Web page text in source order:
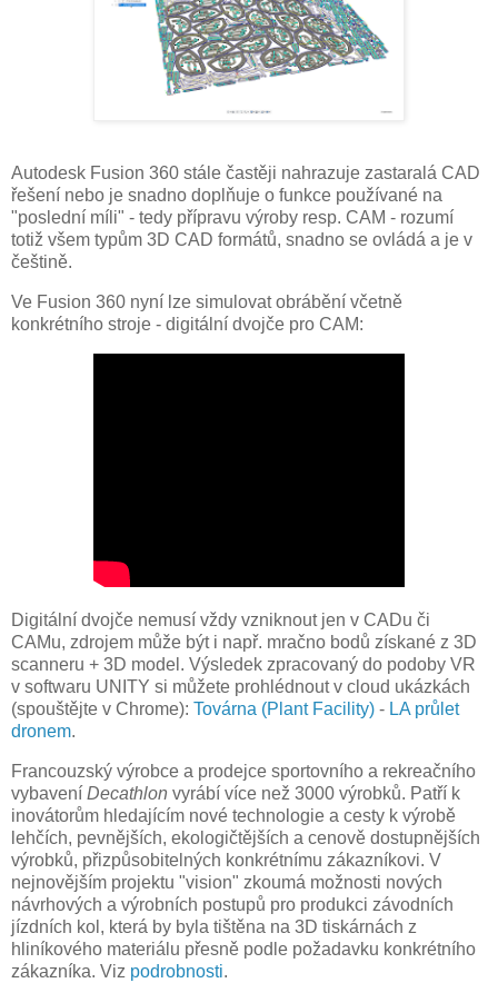
Autodesk Fusion 360 stále častěji nahrazuje zastaralá CAD
řešení nebo je snadno doplňuje o funkce používané na
"poslední míli" - tedy přípravu výroby resp. CAM - rozumí
totiž všem typům 3D CAD formátů, snadno se ovládá a je v
češtině.
Ve Fusion 360 nyní lze simulovat obrábění včetně
konkrétního stroje - digitální dvojče pro CAM:
Digitální dvojče nemusí vždy vzniknout jen v CADu či
CAMu, zdrojem může být i např. mračno bodů získané z 3D
scanneru + 3D model. Výsledek zpracovaný do podoby VR
v softwaru UNITY si můžete prohlédnout v cloud ukázkách
(spouštějte v Chrome): Továrna (Plant Facility) - LA průlet
dronem.
Francouzský výrobce a prodejce sportovního a rekreačního
vybavení Decathlon vyrábí více než 3000 výrobků. Patří k
inovátorům hledajícím nové technologie a cesty k výrobě
lehčích, pevnějších, ekologičtějších a cenově dostupnějších
výrobků, přizpůsobitelných konkrétnímu zákazníkovi. V
nejnovějším projektu "vision" zkoumá možnosti nových
návrhových a výrobních postupů pro produkci závodních
jízdních kol, která by byla tištěna na 3D tiskárnách z
hliníkového materiálu přesně podle požadavku konkrétního
zákazníka. Viz podrobnosti.